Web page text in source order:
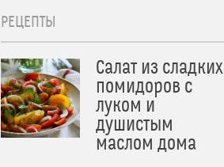
РЕЦЕПТЫ
Салат из сладких
помидоров с
луком и
душистым
маслом дома